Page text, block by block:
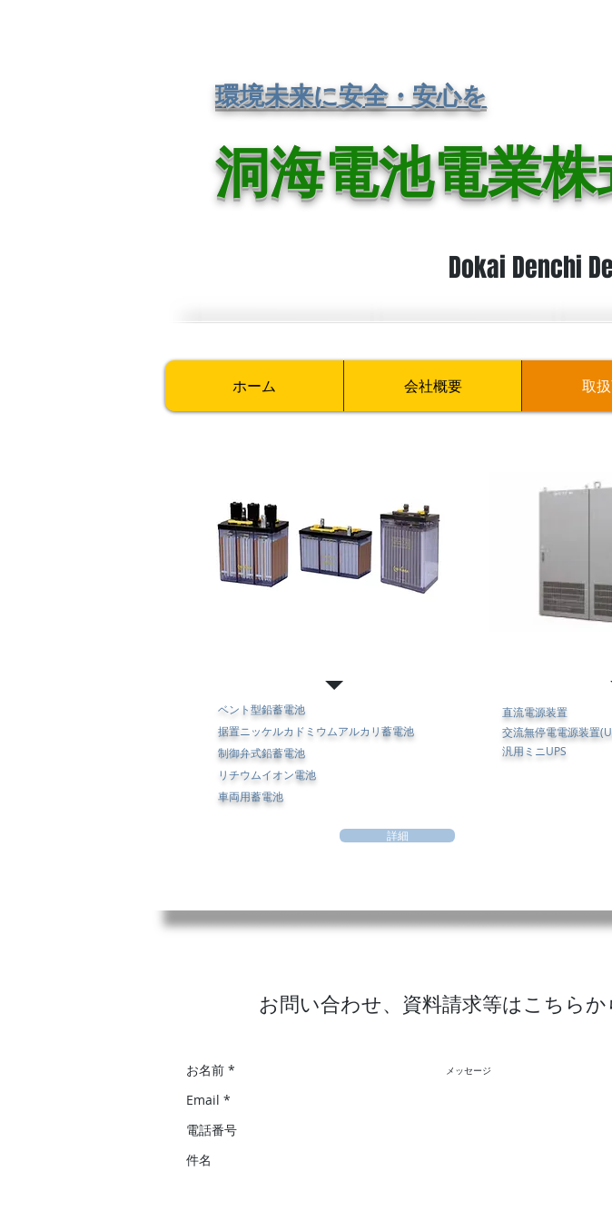
環境未来に安全・安心を
洞海電池電業株
Dokai Denchi
ホーム 会社概要 取
ベント型鉛蓄電池
据置ニッケルカドミウムアルカリ蓄電池
制御弁式鉛蓄電池
リチウムイオン電池
車両用蓄電池
詳細
直流電源装置
交流無停電電源装置
汎用ミニUPS
お問い合わせ、資料請求等はこちらか